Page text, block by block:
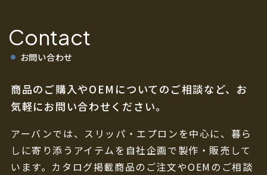
Contact
お問い合わせ
商品のご購入やOEMについてのご相談など、 お
気軽にお問い合わせください。
アーバンでは、スリッパ・エプロンを中心に、暮ら
しに寄り添うアイテムを自社企画で製作・販売して
います。カタログ掲載商品のご注文やOEMのご相談